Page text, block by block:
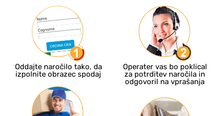
Oddajte naročilo tako, da
izpolnite obrazec spodaj
Operater vas bo poklical
za potrditev naročila in
odgovoril na vprašanja